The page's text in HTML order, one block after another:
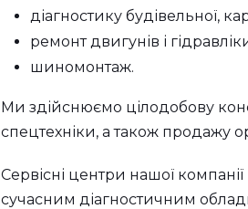
діагностику будівельної,
ремонт двигунів і
шиномонтаж.
Ми здійснюємо цілодобову
спецтехніки, а також продажу
Сервісні центри нашої
сучасним діагностичним